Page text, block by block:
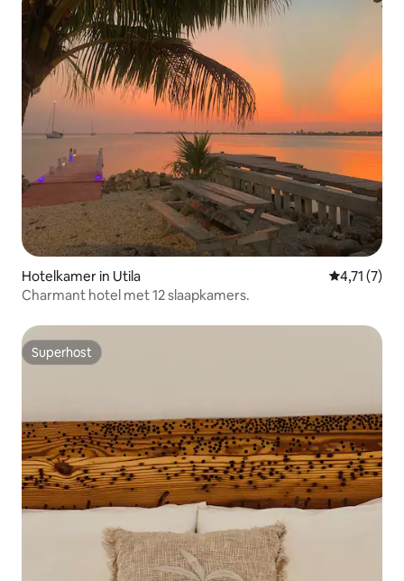
Hotelkamer in Utila
4,71 (7)
Charmant hotel met 12 slaapkamers.
Superhost
Superhost